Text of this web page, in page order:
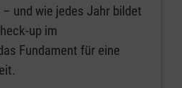
und wie jedes Jahr bildet
up im
Fundament für eine